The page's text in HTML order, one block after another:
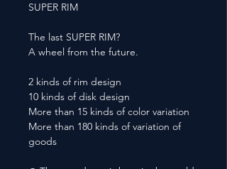
SUPER RIM
The last SUPER RIM?
A wheel from the future.
2 kinds of rim design
10 kinds of disk design
More than 15 kinds of color variation
More than 180 kinds of variation of
goods